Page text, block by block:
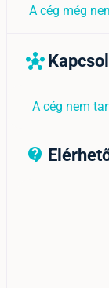
A cég még
hub
A cég nem